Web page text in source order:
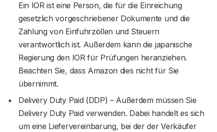
Ein IOR ist eine Person, die für die Einreichung
gesetzlich vorgeschriebener Dokumente und die
Zahlung von Einfuhrzöllen und Steuern
verantwortlich ist. Außerdem kann die japanische
Regierung den IOR für Prüfungen heranziehen.
Beachten Sie, dass Amazon dies nicht für Sie
übernimmt.
Delivery Duty Paid (DDP) – Außerdem müssen Sie
Delivery Duty Paid verwenden. Dabei handelt es sich
um eine Liefervereinbarung, bei der der Verkäufer